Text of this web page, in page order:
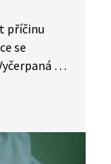
příčinu
se
se